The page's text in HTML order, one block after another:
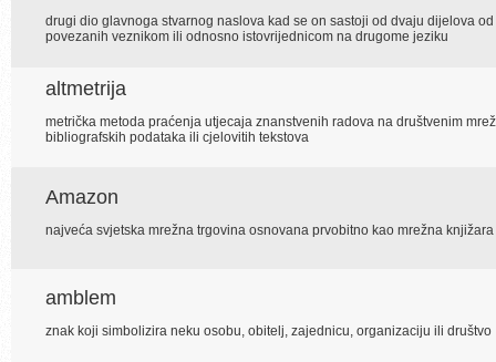
drugi dio glavnoga stvarnog naslova kad se on sastoji od dvaju dijelova
povezanih veznikom ili odnosno istovrijednicom na drugome jeziku
altmetrija
metrička metoda praćenja utjecaja znanstvenih radova na društvenim
bibliografskih podataka ili cjelovitih tekstova
Amazon
najveća svjetska mrežna trgovina osnovana prvobitno kao mrežna knjižara
amblem
znak koji simbolizira neku osobu, obitelj, zajednicu, organizaciju ili društvo